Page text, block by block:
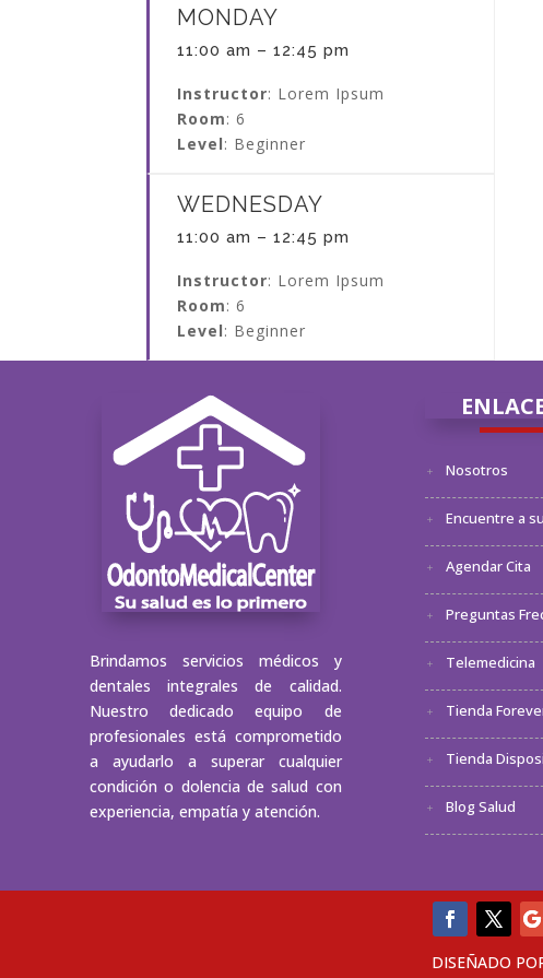
MONDAY
11:00 am – 12:45 pm
Instructor: Lorem Ipsum
Room: 6
Level: Beginner
WEDNESDAY
11:00 am – 12:45 pm
Instructor: Lorem Ipsum
Room: 6
Level: Beginner
Brindamos servicios médicos y
dentales integrales de calidad.
Nuestro dedicado equipo de
profesionales está comprometido
a ayudarlo a superar cualquier
condición o dolencia de salud con
experiencia, empatía y atención.
Nosotros
Encuentre a
Agendar Cita
Preguntas
Telemedicina
Tienda
Tienda
Blog Salud
DISEÑADO